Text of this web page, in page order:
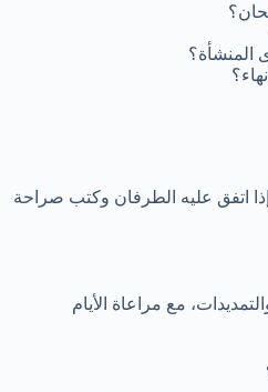
المنشأة؟
اتفق عليه الطرفان وكتب صراحة
مع مراعاة الأيام